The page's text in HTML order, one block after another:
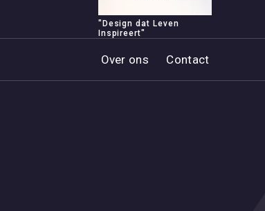
"Design dat Leven
Inspireert"
Over ons Contact